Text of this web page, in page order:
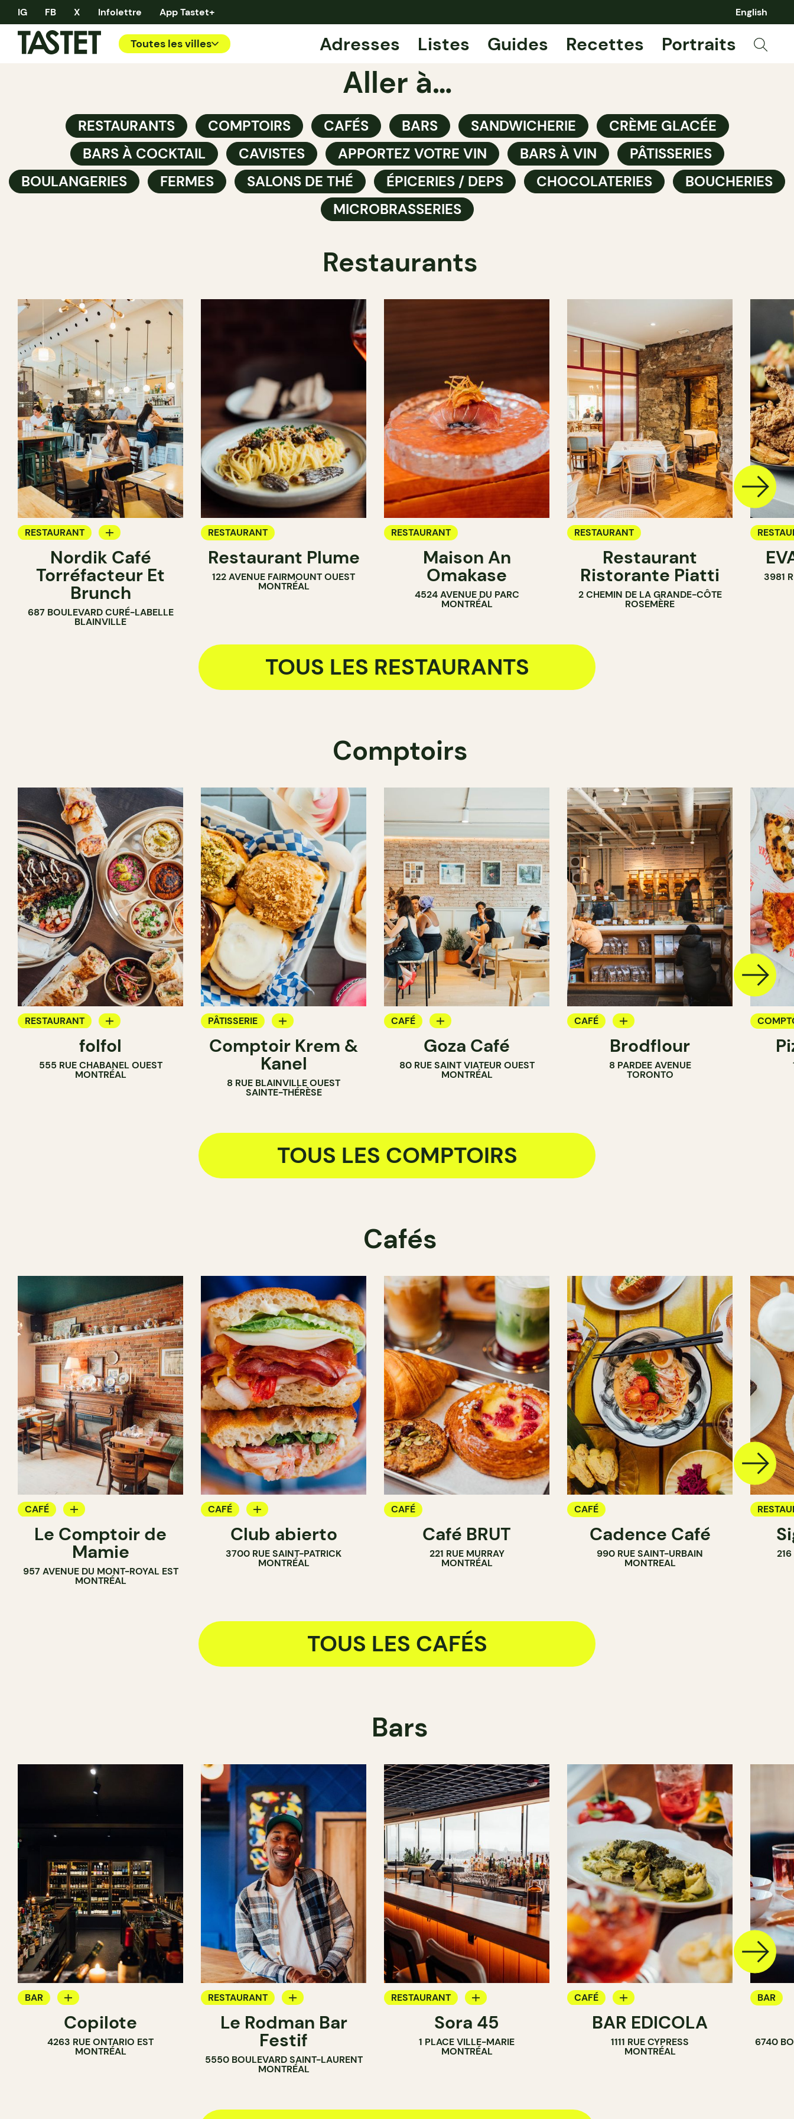
IG FB X Infolettre App Tastet+ English
Toutes les villes Adresses Listes Guides Recettes Portraits
Aller à…
RESTAURANTS COMPTOIRS CAFÉS BARS SANDWICHERIE
CRÈME GLACÉE
BARS À COCKTAIL
CAVISTES APPORTEZ VOTRE VIN BARS À VIN
PÂTISSERIES
BOULANGERIES
FERMES SALONS DE THÉ ÉPICERIES / DEPS CHOCOLATERIES
BOUCHERIES
MICROBRASSERIES
Restaurants
RESTAURANT
Nordik Café
Torréfacteur Et
Brunch
687 BOULEVARD CURÉ-LABELLE
BLAINVILLE
RESTAURANT
Restaurant Plume
122 AVENUE FAIRMOUNT OUEST
MONTRÉAL
RESTAURANT
Maison An
Omakase
4524 AVENUE DU PARC
MONTRÉAL
RESTAURANT
Restaurant
Ristorante Piatti
2 CHEMIN DE LA GRANDE-CÔTE
ROSEMÈRE
3981
TOUS LES RESTAURANTS
Comptoirs
RESTAURANT
SANDWICHERIE
folfol
555 RUE CHABANEL OUEST
MONTRÉAL
PÂTISSERIE
CRÈMERIE
Comptoir Krem &
Kanel
8 RUE BLAINVILLE OUEST
SAINTE-THÉRÈSE
CAFÉ
COMPTOIRGoza Café
80 RUE SAINT VIATEUR OUEST
MONTRÉAL
CAFÉ
PÂTISSERIE
BOULANGERIE
Brodflour
8 PARDEE AVENUE
TORONTO
TOUS LES COMPTOIRS
Cafés
CAFÉ
BAR À VIN
Le Comptoir de
Mamie
957 AVENUE DU MONT-ROYAL EST
MONTRÉAL
CAFÉ
SANDWICHERIE
Club abierto
3700 RUE SAINT-PATRICK
MONTRÉAL
CAFÉ
Café BRUT
221 RUE MURRAY
MONTRÉAL
CAFÉ
Cadence Café
990 RUE SAINT-URBAIN
MONTREAL
CAFÉ
TOUS LES CAFÉS
Bars
BAR
BAR À VIN
BAR À COCKTAIL
Copilote
4263 RUE ONTARIO EST
MONTRÉAL
RESTAURANT
BARLe Rodman Bar
Festif
5550 BOULEVARD SAINT-LAURENT
MONTRÉAL
RESTAURANT
BAR À COCKTAIL
Sora 45
1 PLACE VILLE-MARIE
MONTRÉAL
CAFÉ
BAR EDICOLA
1111 RUE CYPRESS
MONTRÉAL
BAR
6740